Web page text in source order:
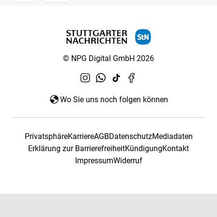
© NPG Digital GmbH 2026
Wo Sie uns noch folgen können
PrivatsphäreKarriereAGBDatenschutzMediadaten
Erklärung zur BarrierefreiheitKündigungKontakt
ImpressumWiderruf